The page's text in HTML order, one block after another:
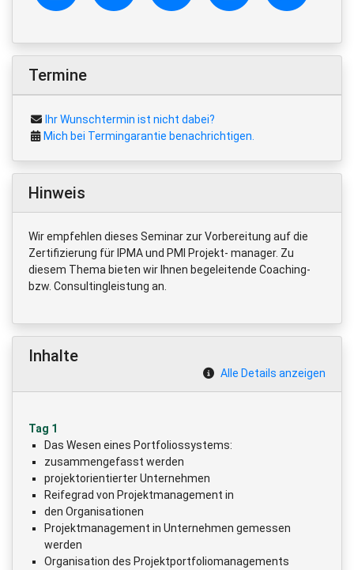
Termine
Ihr Wunschtermin ist nicht dabei?
Mich bei Termingarantie benachrichtigen.
Hinweis
Wir empfehlen dieses Seminar zur Vorbereitung auf die
Zertifizierung für IPMA und PMI Projekt- manager. Zu
diesem Thema bieten wir Ihnen begeleitende Coaching-
bzw. Consultingleistung an.
Inhalte
Alle Details anzeigen
Tag 1
Das Wesen eines Portfoliossystems:
zusammengefasst werden
projektorientierter Unternehmen
Reifegrad von Projektmanagement in
den Organisationen
Projektmanagement in Unternehmen gemessen
werden
Organisation des Projektportfoliomanagements